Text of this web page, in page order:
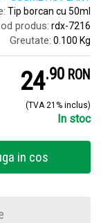
Tip borcan cu 50ml
produs: rdx-7216
Greutate: 0.100 Kg
24.9 RON
(TVA 21% inclus)
In stoc
in cos